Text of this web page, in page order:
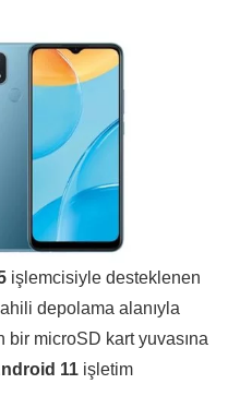
işlemcisiyle desteklenen
depolama alanıyla
microSD kart yuvasına
11 işletim